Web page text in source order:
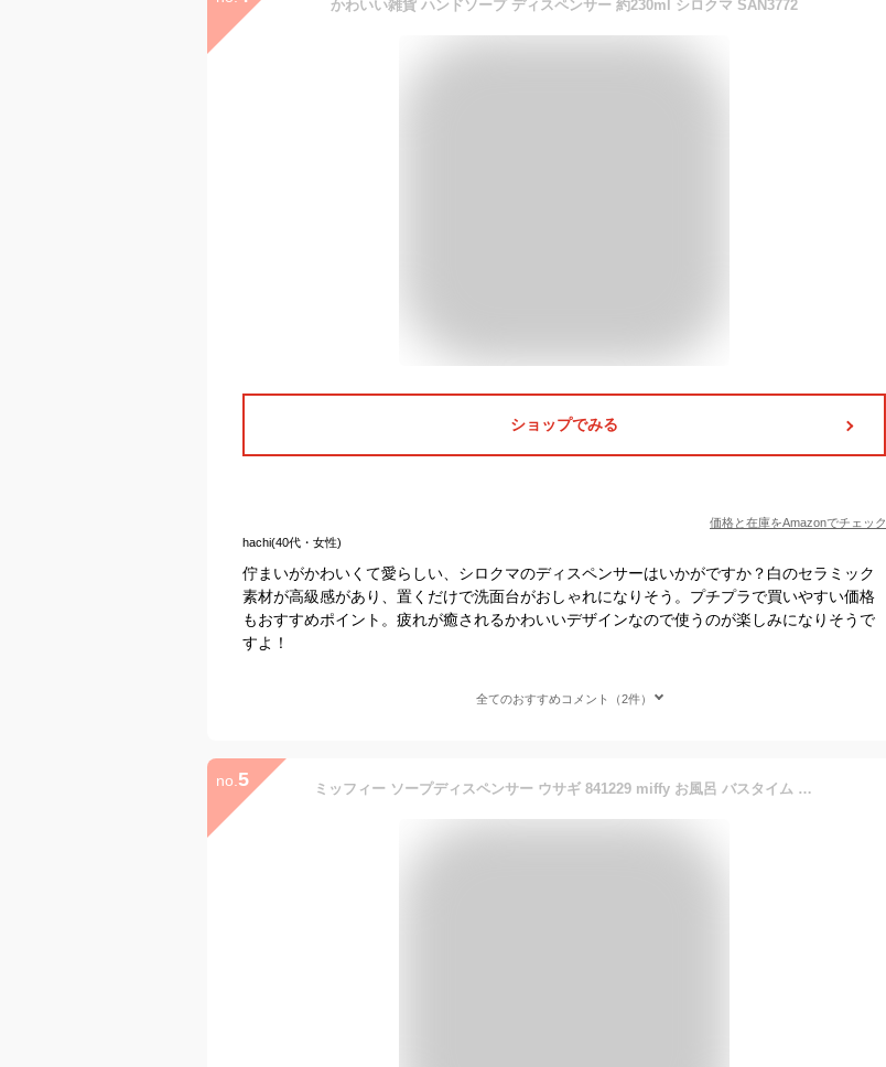
かわいい雑貨 ハンドソープ ディスペンサー 約230ml シロクマ SAN3772
ショップでみる
価格と在庫をAmazonでチェック
hachi(40代・女性)
佇まいがかわいくて愛らしい、シロクマのディスペンサーはいかがですか？白のセラミック
素材が高級感があり、置くだけで洗面台がおしゃれになりそう。プチプラで買いやすい価格
もおすすめポイント。疲れが癒されるかわいいデザインなので使うのが楽しみになりそうで
すよ！
全てのおすすめコメント（2件）
no. 5 ミッフィー ソープディスペンサー ウサギ 841229 miffy お風呂 バスタイム 液体せっけん 容器 プレゼント